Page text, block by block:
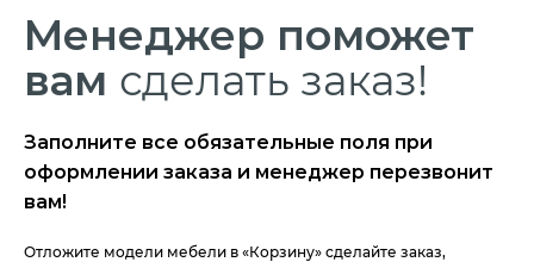
Менеджер поможет
вам сделать заказ!
Заполните все обязательные поля при
оформлении заказа и менеджер перезвонит
вам!
Отложите модели мебели в «Корзину» сделайте заказ,